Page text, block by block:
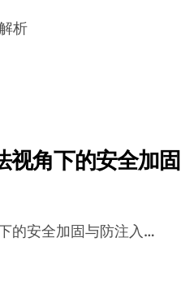
析
视角下的安全加固
的安全加固与防注入…